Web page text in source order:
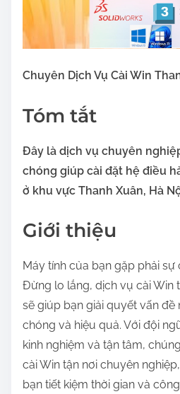
s
p
o
t
n
:
Chuyên Dịch Vụ Cài Win
Tóm tắt
Đây là dịch vụ chuyên
chóng giúp cài đặt hệ điều
ở khu vực Thanh Xuân, Hà
Giới thiệu
Máy tính của bạn gặp phải sự
Đừng lo lắng, dịch vụ cài Win
sẽ giúp bạn giải quyết vấn đề
chóng và hiệu quả. Với đội
kinh nghiệm và tận tâm,
cài Win tận nơi chuyên
bạn tiết kiệm thời gian và